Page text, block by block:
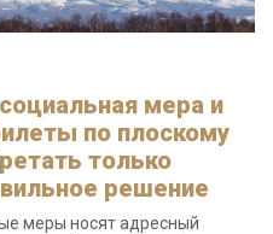
мера и
по плоскому
только
решение
меры носят адресный